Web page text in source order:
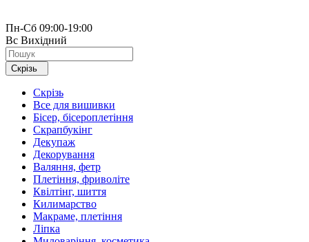
Пн-Сб 09:00-19:00
Вс Вихідний
Скрізь
Скрізь
Все для вишивки
Бісер, бісероплетіння
Скрапбукінг
Декупаж
Декорування
Валяння, фетр
Плетіння, фриволіте
Квілтінг, шиття
Килимарство
Макраме, плетіння
Ліпка